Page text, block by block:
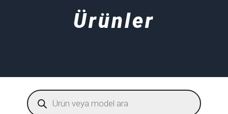
Ürünler
Products
search